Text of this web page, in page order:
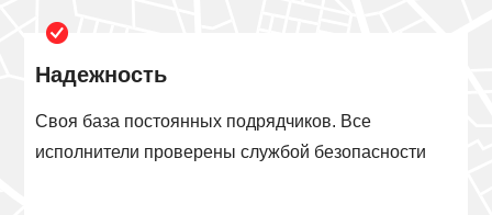
Надежность
Своя база постоянных подрядчиков. Все
исполнители проверены службой безопасности